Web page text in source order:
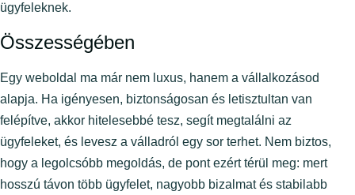
ügyfeleknek.
Összességében
Egy weboldal ma már nem luxus, hanem a vállalkozásod
alapja. Ha igényesen, biztonságosan és letisztultan van
felépítve, akkor hitelesebbé tesz, segít megtalálni az
ügyfeleket, és levesz a válladról egy sor terhet. Nem biztos,
hogy a legolcsóbb megoldás, de pont ezért térül meg: mert
hosszú távon több ügyfelet, nagyobb bizalmat és stabilabb